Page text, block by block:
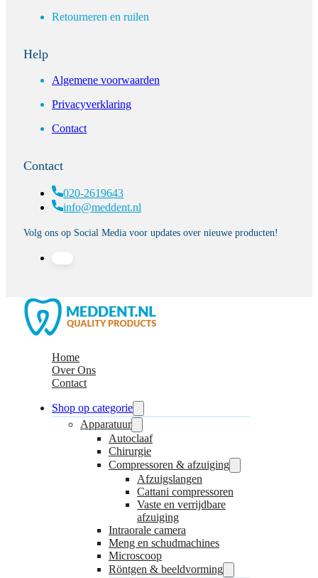
Retourneren en ruilen
Help
Algemene voorwaarden
Privacyverklaring
Contact
Contact
020-2619643
info@meddent.nl
Volg ons op Social Media voor updates over nieuwe producten!
Home
Over Ons
Contact
Shop op categorie
Apparatuur
Autoclaaf
Chirurgie
Compressoren & afzuiging
Afzuigslangen
Cattani compressoren
Vaste en verrijdbare
afzuiging
Intraorale camera
Meng en schudmachines
Microscoop
Röntgen & beeldvorming